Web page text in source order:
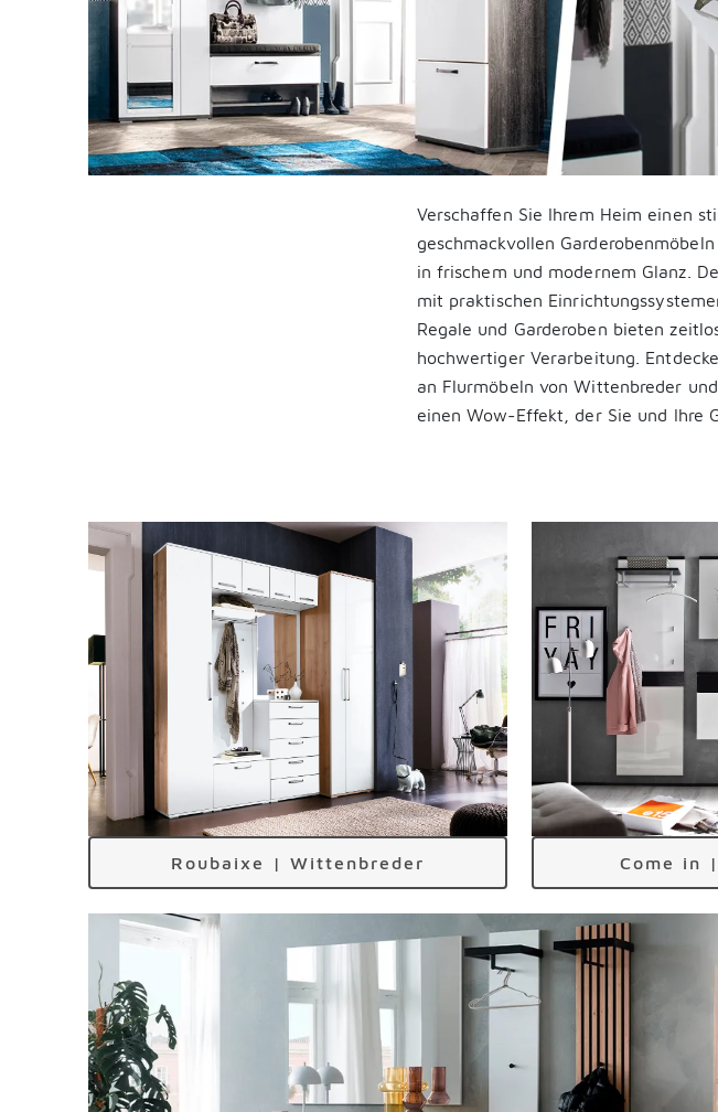
Verschaffen Sie Ihrem Heim einen
geschmackvollen
in frischem und modernem Glanz.
mit praktischen
Regale und Garderoben bieten
hochwertiger Verarbeitung.
an Flurmöbeln von Wittenbreder
einen Wow-Effekt, der Sie und Ihre
Roubaixe | Wittenbreder Come in